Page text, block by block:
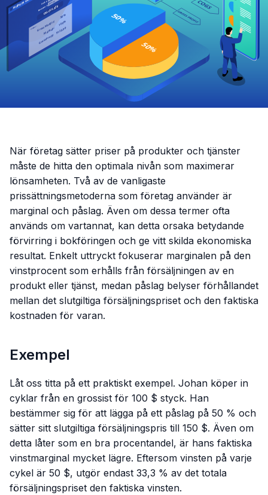
När företag sätter priser på produkter och tjänster
måste de hitta den optimala nivån som maximerar
lönsamheten. Två av de vanligaste
prissättningsmetoderna som företag använder är
marginal och påslag. Även om dessa termer ofta
används om vartannat, kan detta orsaka betydande
förvirring i bokföringen och ge vitt skilda ekonomiska
resultat. Enkelt uttryckt fokuserar marginalen på den
vinstprocent som erhålls från försäljningen av en
produkt eller tjänst, medan påslag belyser förhållandet
mellan det slutgiltiga försäljningspriset och den faktiska
kostnaden för varan.
Exempel
Låt oss titta på ett praktiskt exempel. Johan köper in
cyklar från en grossist för 100 $ styck. Han
bestämmer sig för att lägga på ett påslag på 50 % och
sätter sitt slutgiltiga försäljningspris till 150 $. Även om
detta låter som en bra procentandel, är hans faktiska
vinstmarginal mycket lägre. Eftersom vinsten på varje
cykel är 50 $, utgör endast 33,3 % av det totala
försäljningspriset den faktiska vinsten.